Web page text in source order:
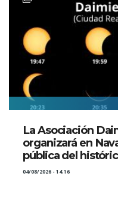
La Asociación
organizará en
pública del
04/08/2026 - 14:16